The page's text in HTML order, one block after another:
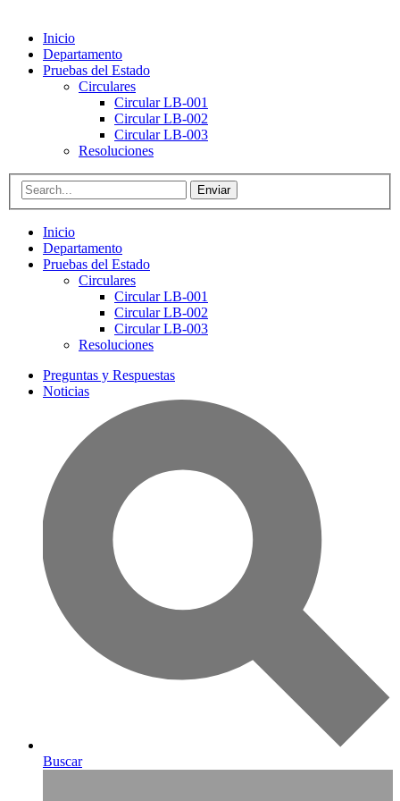
Inicio
Departamento
Pruebas del Estado
Circulares
Circular LB-001
Circular LB-002
Circular LB-003
Resoluciones
Enviar
Inicio
Departamento
Pruebas del Estado
Circulares
Circular LB-001
Circular LB-002
Circular LB-003
Resoluciones
Preguntas y Respuestas
Noticias
Buscar